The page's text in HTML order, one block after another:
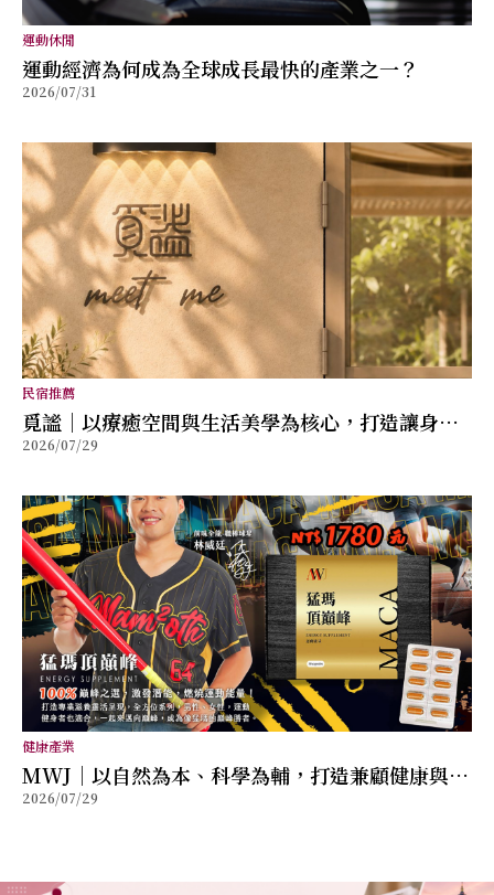
運動休閒
運動經濟為何成為全球成長最快的產業之一？
2026/07/31
民宿推薦
覓謐｜以療癒空間與生活美學為核心，打造讓身心
放鬆的質感生活提案
2026/07/29
健康產業
MWJ｜以自然為本、科學為輔，打造兼顧健康與幸
福的全方位保健品牌
2026/07/29